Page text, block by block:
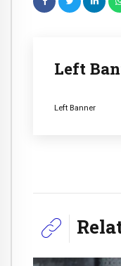
Left
Left Banner